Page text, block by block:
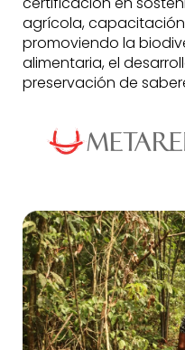
agrícola,
promoviendo la
alimentaria, el
preservación de